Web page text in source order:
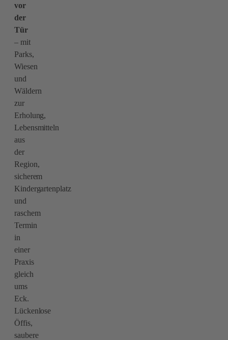
vor
der
Tür
– mit
Parks,
Wiesen
und
Wäldern
zur
Erholung,
Lebensmitteln
aus
der
Region,
sicherem
Kindergartenplatz
und
raschem
Termin
in
einer
Praxis
gleich
ums
Eck.
Lückenlose
Öffis,
saubere